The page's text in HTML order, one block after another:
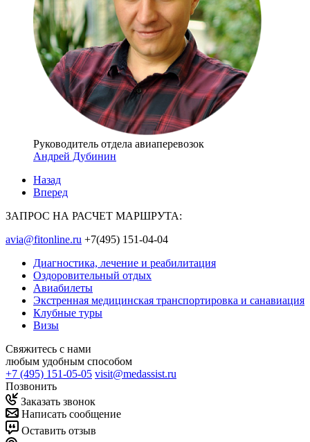
Руководитель отдела авиаперевозок
Андрей Дубинин
Назад
Вперед
ЗАПРОС НА РАСЧЕТ МАРШРУТА:
avia@fitonline.ru +7(495) 151-04-04
Диагностика, лечение и реабилитация
Оздоровительный отдых
Авиабилеты
Экстренная медицинская транспортировка и санавиация
Клубные туры
Визы
Свяжитесь с нами
любым удобным способом
+7 (495) 151-05-05 visit@medassist.ru
Позвонить
Заказать звонок
Написать сообщение
Оставить отзыв